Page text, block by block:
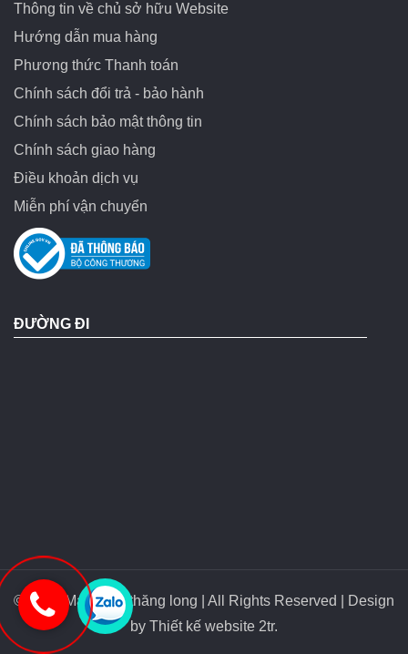
Thông tin về chủ sở hữu Website
Hướng dẫn mua hàng
Phương thức Thanh toán
Chính sách đổi trả - bảo hành
Chính sách bảo mật thông tin
Chính sách giao hàng
Điều khoản dịch vụ
Miễn phí vận chuyển
ĐƯỜNG ĐI
© 2018 Máy bơm thăng long | All Rights Reserved | Design
by Thiết kế website 2tr.